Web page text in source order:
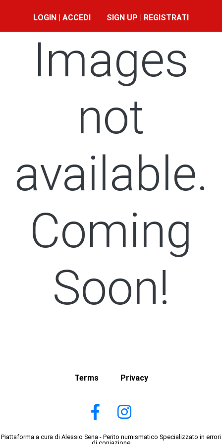
LOGIN | ACCEDI SIGN UP | REGISTRATI
Images
not
available.
Coming
Soon!
Terms Privacy
Piattaforma a cura di Alessio Sena - Perito numismatico Specializzato in errori